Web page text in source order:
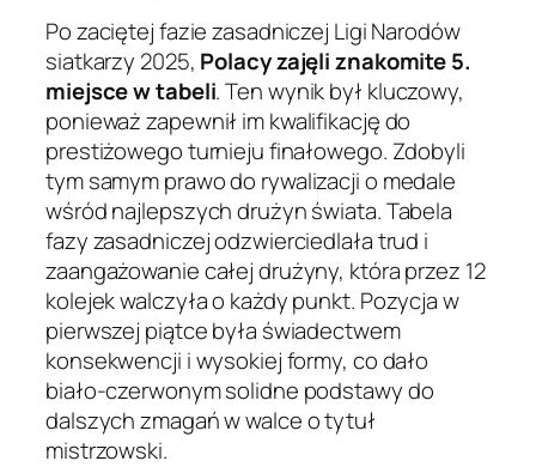
Po zaciętej fazie zasadniczej Ligi Narodów
siatkarzy 2025, Polacy zajęli znakomite 5.
miejsce w tabeli. Ten wynik był kluczowy,
ponieważ zapewnił im kwalifikację do
prestiżowego turnieju finałowego. Zdobyli
tym samym prawo do rywalizacji o medale
wśród najlepszych drużyn świata. Tabela
fazy zasadniczej odzwierciedlała trud i
zaangażowanie całej drużyny, która przez 12
kolejek walczyła o każdy punkt. Pozycja w
pierwszej piątce była świadectwem
konsekwencji i wysokiej formy, co dało
biało-czerwonym solidne podstawy do
dalszych zmagań w walce o tytuł
mistrzowski.